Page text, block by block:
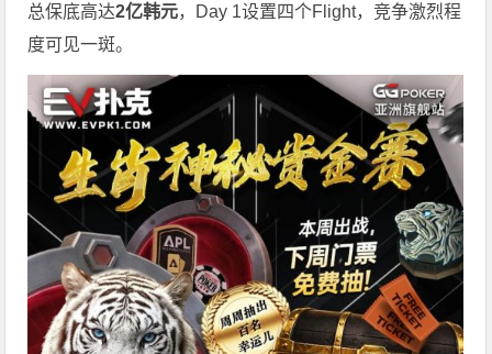
总保底高达2亿韩元，Day 1设置四个Flight，竞争激烈程
度可见一斑。